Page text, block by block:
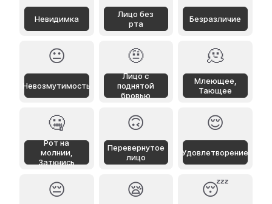
Невидимка
Лицо без
рта
Безразличие
😐
Невозмутимость
🤨
Лицо с
поднятой
бровью
🫠
Млеющее,
Тающее
🤐
Рот на
молнии,
Заткнись
🙃
Перевернутое
лицо
😌
Удовлетворение
😔 😪 😴